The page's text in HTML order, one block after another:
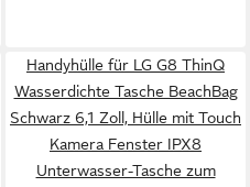
Handyhülle für LG G8 ThinQ
Wasserdichte Tasche BeachBag
Schwarz 6,1 Zoll, Hülle mit Touch
Kamera Fenster IPX8
Unterwasser-Tasche zum